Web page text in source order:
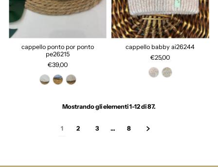
cappello ponto por ponto
pe26215
€39,00
cappello babby ai26244
€25,00
Mostrando gli elementi 1-12 di 87.
1 2 3 … 8